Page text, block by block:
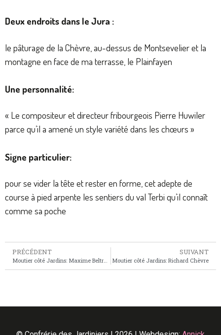
Deux endroits dans le Jura :
le pâturage de la Chèvre, au-dessus de Montsevelier et la
montagne en face de ma terrasse, le Plainfayen
Une personnalité:
« Le compositeur et directeur fribourgeois Pierre Huwiler
parce qu’il a amené un style variété dans les chœurs »
Signe particulier:
pour se vider la tête et rester en forme, cet adepte de
course à pied arpente les sentiers du val Terbi qu’il connaît
comme sa poche
PRÉCÉDENT SUIVANT
Moutier côté Jardins: Richard Chèvre